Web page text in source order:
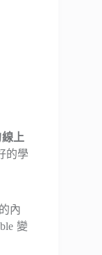
上
的學
內
變